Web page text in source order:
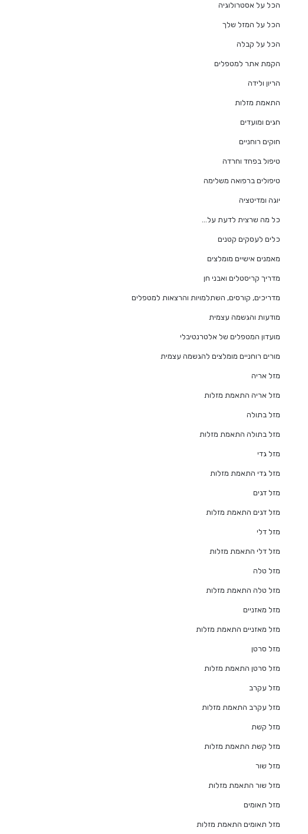
הכל על אסטרולוגיה
הכל על המזל שלך
הכל על קבלה
הקמת אתר למטפלים
הריון ולידה
התאמת מזלות
חגים ומועדים
חוקים רוחניים
טיפול בפחד וחרדה
טיפולים ברפואה משלימה
יוגה ומדיטציה
כל מה שרצית לדעת על…
כלים לעסקים קטנים
מאמנים אישיים מומלצים
מדריך קריסטלים ואבני חן
מדריכים, קורסים, השתלמויות והרצאות למטפלים
מודעות והגשמה עצמית
מועדון המטפלים של אלטרנטיבלי
מורים רוחניים מומלצים להגשמה עצמית
מזל אריה
מזל אריה התאמת מזלות
מזל בתולה
מזל בתולה התאמת מזלות
מזל גדי
מזל גדי התאמת מזלות
מזל דגים
מזל דגים התאמת מזלות
מזל דלי
מזל דלי התאמת מזלות
מזל טלה
מזל טלה התאמת מזלות
מזל מאזניים
מזל מאזניים התאמת מזלות
מזל סרטן
מזל סרטן התאמת מזלות
מזל עקרב
מזל עקרב התאמת מזלות
מזל קשת
מזל קשת התאמת מזלות
מזל שור
מזל שור התאמת מזלות
מזל תאומים
מזל תאומים התאמת מזלות